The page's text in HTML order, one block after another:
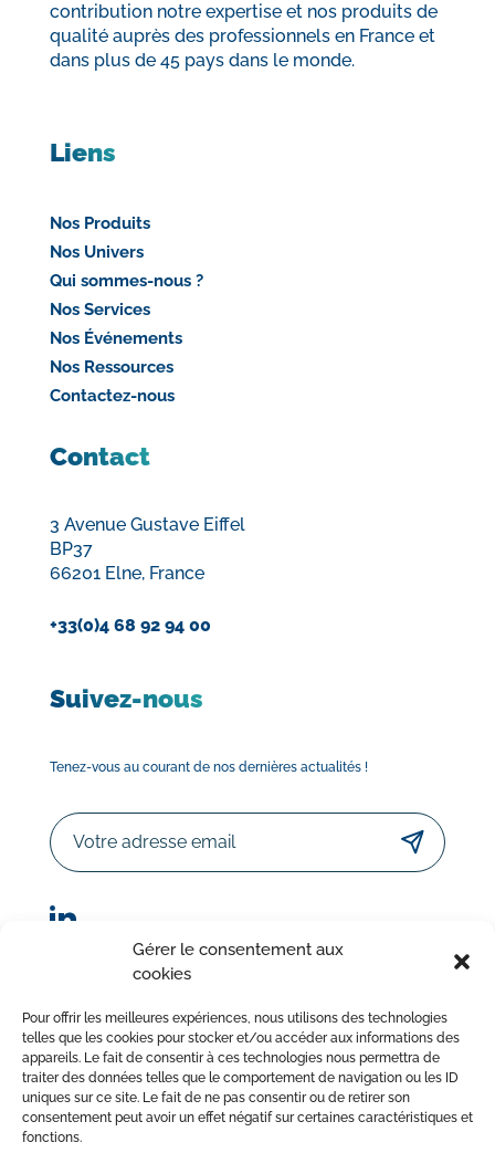
Gérer le consentement aux
cookies
Pour offrir les meilleures expériences, nous utilisons des technologies
telles que les cookies pour stocker et/ou accéder aux informations des
appareils. Le fait de consentir à ces technologies nous permettra de
traiter des données telles que le comportement de navigation ou les ID
uniques sur ce site. Le fait de ne pas consentir ou de retirer son
consentement peut avoir un effet négatif sur certaines caractéristiques et
fonctions.
contribution notre expertise et nos produits de
qualité auprès des professionnels en France et
dans plus de 45 pays dans le monde.
Liens
Nos Produits
Nos Univers
Qui sommes-nous ?
Nos Services
Nos Événements
Nos Ressources
Contactez-nous
Contact
3 Avenue Gustave Eiffel
BP37
66201 Elne, France
+33(0)4 68 92 94 00
Suivez-nous
Tenez-vous au courant de nos dernières actualités !
Email
© Sorodist 2023 – Tous droits réservés | Réalisation :
AttrapTemps|Mentions légales|Politique de confidentialité
|Conditions Générales de Vente